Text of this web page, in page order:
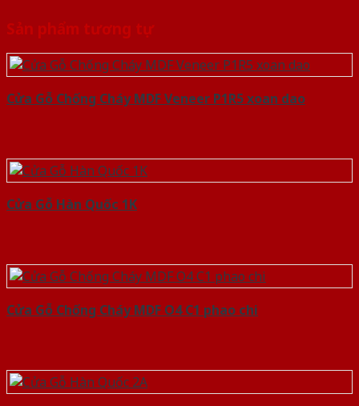
Sản phẩm tương tự
Cửa Gỗ Chống Cháy MDF Veneer P1R5 xoan dao
Cửa Gỗ Hàn Quốc 1K
Cửa Gỗ Chống Cháy MDF O4 C1 phao chi